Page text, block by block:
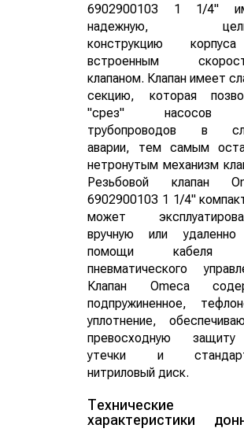
6902900103 1 1/4"
надежную,
конструкцию
встроенным
клапаном. Клапан имеет
секцию, которая
"срез" насосов
трубопроводов в
аварии, тем самым
нетронутым механизм
Резьбовой клапан
6902900103 1 1/4"
может
вручную или
помощи кабеля
пневматического
Клапан Omeca
подпружиненное,
уплотнение,
превосходную
утечки и
нитриловый диск.
Технические
характеристики